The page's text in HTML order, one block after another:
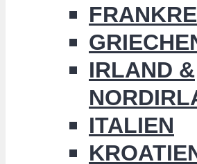
IRLAND &
ITALIEN